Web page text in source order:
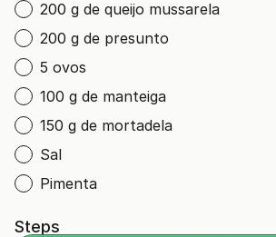
200 g de queijo mussarela
200 g de presunto
5 ovos
100 g de manteiga
150 g de mortadela
Sal
Pimenta
Steps